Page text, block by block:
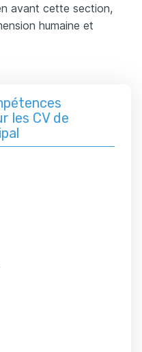
avant cette section,
humaine et
les CV de